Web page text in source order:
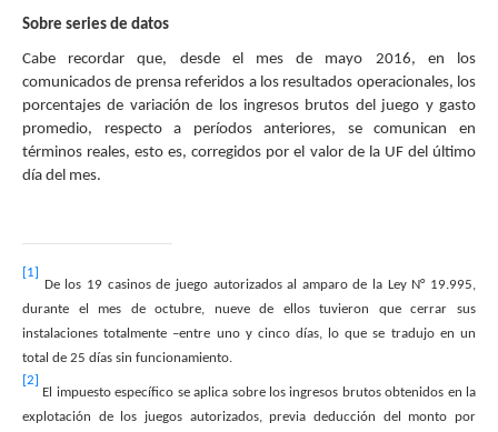
Sobre series de datos
Cabe recordar que, desde el mes de mayo 2016, en los
comunicados de prensa referidos a los resultados operacionales, los
porcentajes de variación de los ingresos brutos del juego y gasto
promedio, respecto a períodos anteriores, se comunican en
términos reales, esto es, corregidos por el valor de la UF del último
día del mes.
[1]
De los 19 casinos de juego autorizados al amparo de la Ley N° 19.995,
durante el mes de octubre, nueve de ellos tuvieron que cerrar sus
instalaciones totalmente –entre uno y cinco días, lo que se tradujo en un
total de 25 días sin funcionamiento.
[2]
El impuesto específico se aplica sobre los ingresos brutos obtenidos en la
explotación de los juegos autorizados, previa deducción del monto por